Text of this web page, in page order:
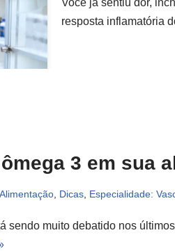
resposta inflamatória
3 em sua
Alimentação Dicas Especialidade:
sendo muito debatido nos